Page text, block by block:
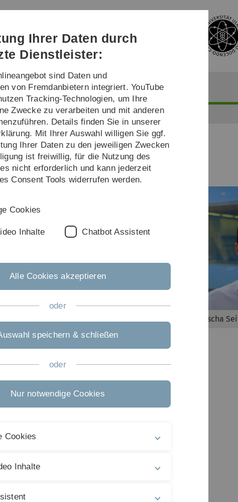
Direkt
Direkt
Direkt
(Sprache,
Drucken,
Social
Direkt
Direkt
Mathias Klier Prof. Dr. Mischa
Ihrer Daten durch
Dienstleister:
sind Daten und
von Fremdanbietern integriert. YouTube
Tracking-Technologien, um Ihre
Zwecke zu verarbeiten und mit anderen
Details finden Sie in unserer
Mit Ihrer Auswahl willigen Sie ggf.
Ihrer Daten zu den jeweiligen Zwecken
ist freiwillig, für die Nutzung des
nicht erforderlich und kann jederzeit
Consent Tools widerrufen werden.
Cookies
Inhalte Chatbot Assistent
Alle Cookies akzeptieren
oder
speichern & schließen
oder
Nur notwendige Cookies
Cookies
Inhalte